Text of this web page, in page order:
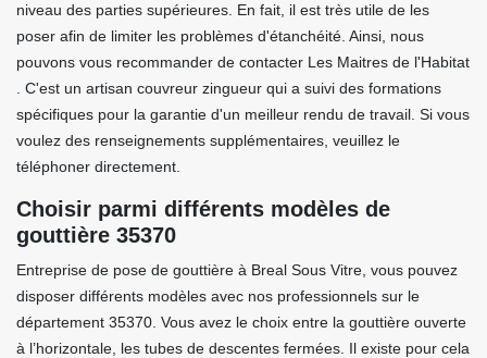
niveau des parties supérieures. En fait, il est très utile de les
poser afin de limiter les problèmes d'étanchéité. Ainsi, nous
pouvons vous recommander de contacter Les Maitres de l'Habitat
. C'est un artisan couvreur zingueur qui a suivi des formations
spécifiques pour la garantie d'un meilleur rendu de travail. Si vous
voulez des renseignements supplémentaires, veuillez le
téléphoner directement.
Choisir parmi différents modèles de
gouttière 35370
Entreprise de pose de gouttière à Breal Sous Vitre, vous pouvez
disposer différents modèles avec nos professionnels sur le
département 35370. Vous avez le choix entre la gouttière ouverte
à l’horizontale, les tubes de descentes fermées. Il existe pour cela